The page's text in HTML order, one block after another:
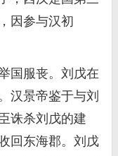
因参与汉初
国服丧。刘戊在
汉景帝鉴于与刘
诛杀刘戊的建
回东海郡。刘戊